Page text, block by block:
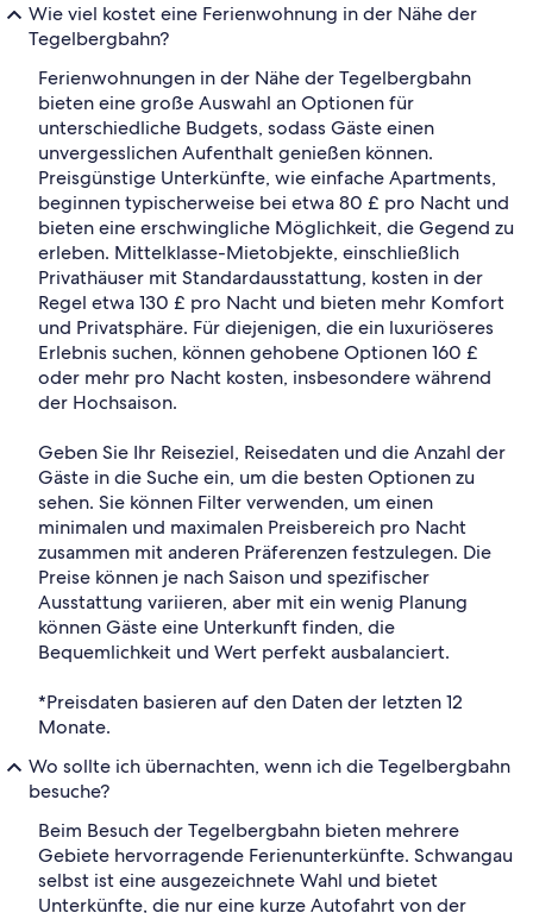
Wie viel kostet eine Ferienwohnung in der Nähe der
Tegelbergbahn?
Ferienwohnungen in der Nähe der Tegelbergbahn
bieten eine große Auswahl an Optionen für
unterschiedliche Budgets, sodass Gäste einen
unvergesslichen Aufenthalt genießen können.
Preisgünstige Unterkünfte, wie einfache Apartments,
beginnen typischerweise bei etwa 80 £ pro Nacht und
bieten eine erschwingliche Möglichkeit, die Gegend zu
erleben. Mittelklasse-Mietobjekte, einschließlich
Privathäuser mit Standardausstattung, kosten in der
Regel etwa 130 £ pro Nacht und bieten mehr Komfort
und Privatsphäre. Für diejenigen, die ein luxuriöseres
Erlebnis suchen, können gehobene Optionen 160 £
oder mehr pro Nacht kosten, insbesondere während
der Hochsaison.
Geben Sie Ihr Reiseziel, Reisedaten und die Anzahl der
Gäste in die Suche ein, um die besten Optionen zu
sehen. Sie können Filter verwenden, um einen
minimalen und maximalen Preisbereich pro Nacht
zusammen mit anderen Präferenzen festzulegen. Die
Preise können je nach Saison und spezifischer
Ausstattung variieren, aber mit ein wenig Planung
können Gäste eine Unterkunft finden, die
Bequemlichkeit und Wert perfekt ausbalanciert.
*Preisdaten basieren auf den Daten der letzten 12
Monate.
Wo sollte ich übernachten, wenn ich die Tegelbergbahn
besuche?
Beim Besuch der Tegelbergbahn bieten mehrere
Gebiete hervorragende Ferienunterkünfte. Schwangau
selbst ist eine ausgezeichnete Wahl und bietet
Unterkünfte, die nur eine kurze Autofahrt von der